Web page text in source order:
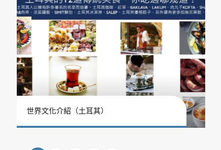
世界文化介紹（土耳其）